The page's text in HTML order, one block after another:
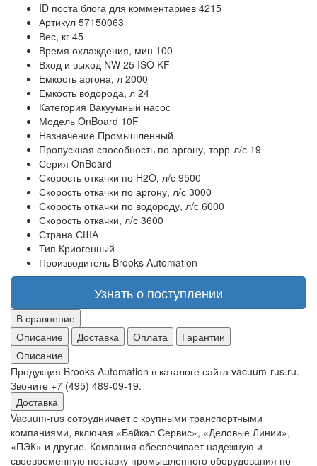
ID поста блога для комментариев 4215
Артикул 57150063
Вес, кг 45
Время охлаждения, мин 100
Вход и выход NW 25 ISO KF
Емкость аргона, л 2000
Емкость водорода, л 24
Категория Вакуумный насос
Модель OnBoard 10F
Назначение Промышленный
Пропускная способность по аргону, торр-л/с 19
Серия OnBoard
Скорость откачки по H2O, л/с 9500
Скорость откачки по аргону, л/с 3000
Скорость откачки по водороду, л/с 6000
Скорость откачки, л/с 3600
Страна США
Тип Криогенный
Производитель Brooks Automation
Узнать о поступлении
В сравнение
Описание
Доставка Оплата
Гарантии
Описание
Продукция Brooks Automation в каталоге сайта vacuum-rus.ru.
Звоните +7 (495) 489-09-19.
Доставка
Vacuum-rus сотрудничает с крупными транспортными
компаниями, включая «Байкал Сервис», «Деловые Линии»,
«ПЭК» и другие. Компания обеспечивает надежную и
своевременную поставку промышленного оборудования по